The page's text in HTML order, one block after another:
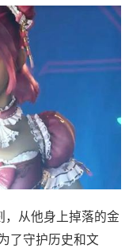
，从他身上掉落的金
了守护历史和文